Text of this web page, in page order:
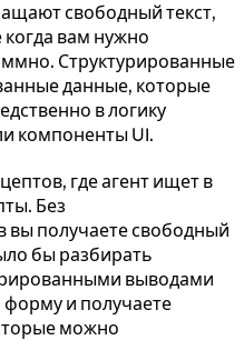
свободный текст,
когда вам нужно
Структурированные
данные, которые
в логику
компоненты UI.
где агент ищет в
Без
вы получаете свободный
бы разбирать
выводами
и получаете
можно